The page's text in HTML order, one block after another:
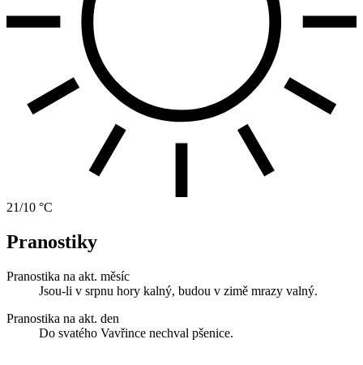
21/10 °C
Pranostiky
Pranostika na akt. měsíc
Jsou-li v srpnu hory kalný, budou v zimě mrazy valný.
Pranostika na akt. den
Do svatého Vavřince nechval pšenice.